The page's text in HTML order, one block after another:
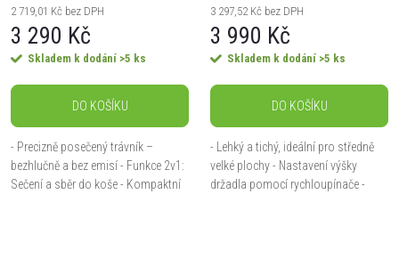
2 719,01 Kč bez DPH
3 290 Kč
Skladem k dodání >5 ks
DO KOŠÍKU
- Precizně posečený trávník –
bezhlučně a bez emisí - Funkce 2v1:
Sečení a sběr do koše - Kompaktní
3 297,52 Kč bez DPH
3 990 Kč
Skladem k dodání >5 ks
DO KOŠÍKU
- Lehký a tichý, ideální pro středně
velké plochy - Nastavení výšky
držadla pomocí rychloupínače -